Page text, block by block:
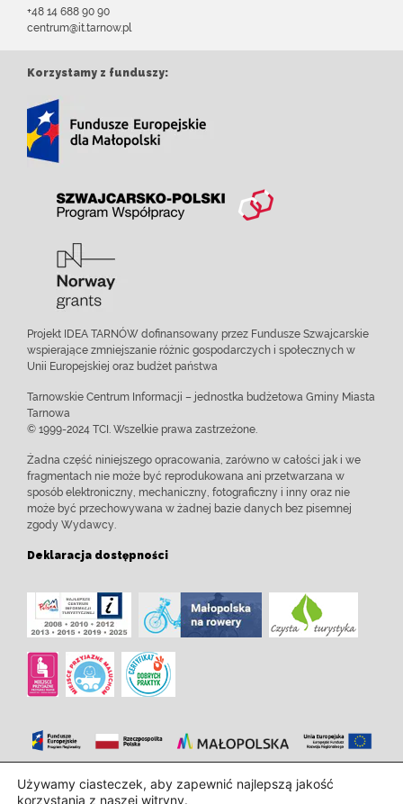
+48 14 688 90 90
centrum@it.tarnow.pl
Korzystamy z funduszy:
Projekt IDEA TARNÓW dofinansowany przez Fundusze Szwajcarskie
wspierające zmniejszanie różnic gospodarczych i społecznych w
Unii Europejskiej oraz budżet państwa
Tarnowskie Centrum Informacji – jednostka budżetowa Gminy Miasta
Tarnowa
© 1999-2024 TCI. Wszelkie prawa zastrzeżone.
Żadna część niniejszego opracowania, zarówno w całości jak i we
fragmentach nie może być reprodukowana ani przetwarzana w
sposób elektroniczny, mechaniczny, fotograficzny i inny oraz nie
może być przechowywana w żadnej bazie danych bez pisemnej
zgody Wydawcy.
Deklaracja dostępności
Zaprojektowanie i wdrożenie:InTechHouse.com
Używamy ciasteczek, aby zapewnić najlepszą jakość
korzystania z naszej witryny.